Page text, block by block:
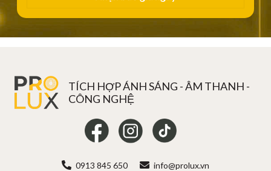
TÍCH HỢP ÁNH SÁNG - ÂM THANH -
CÔNG NGHỆ
0913 845 650 info@prolux.vn